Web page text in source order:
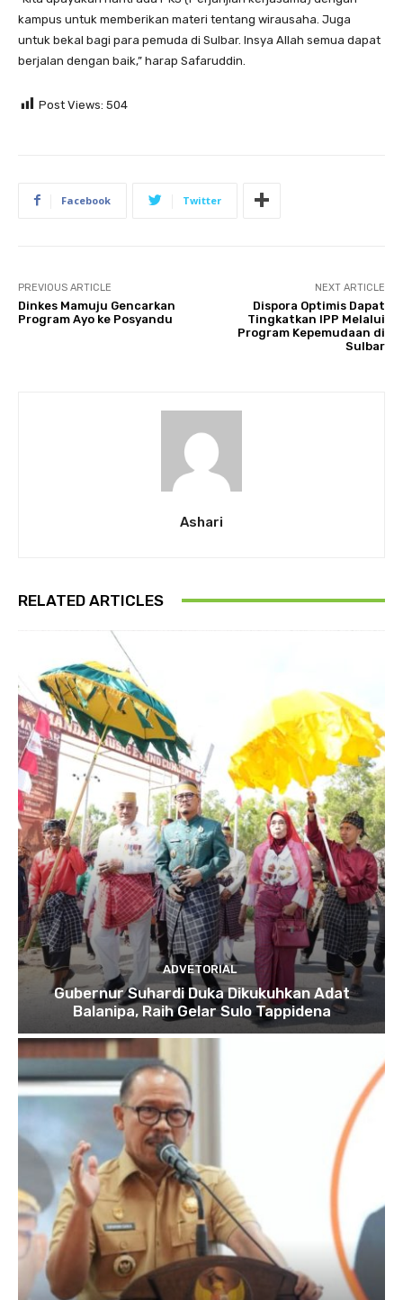
kampus untuk memberikan materi tentang wirausaha. Juga
untuk bekal bagi para pemuda di Sulbar. Insya Allah semua dapat
berjalan dengan baik,” harap Safaruddin.
Post Views: 504
Facebook Twitter
PREVIOUS ARTICLE
Dinkes Mamuju Gencarkan
Program Ayo ke Posyandu
NEXT ARTICLE
Dispora Optimis Dapat
Tingkatkan IPP Melalui
Program Kepemudaan di
Sulbar
Ashari
RELATED ARTICLES
ADVETORIAL
Gubernur Suhardi Duka Dikukuhkan Adat
Balanipa, Raih Gelar Sulo Tappidena